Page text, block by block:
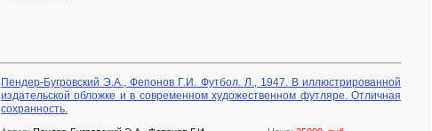
Пендер-Бугровский Э.А., Фепонов Г.И. Футбол. Л., 1947. В иллюстрированной
издательской обложке и в современном художественном футляре. Отличная
сохранность.